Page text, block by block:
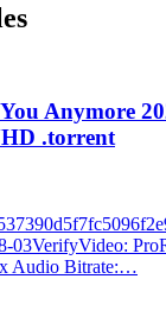
Anymore
.torrent
03VerifyVideo:
Audio Bitrate:…